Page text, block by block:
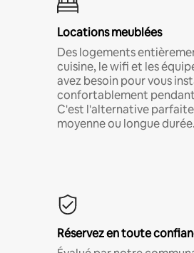
Locations meublées
Des logements
cuisine, le wifi et les
avez besoin pour vous
confortablement pendant
C'est l'alternative
moyenne ou longue durée.
Réservez en toute